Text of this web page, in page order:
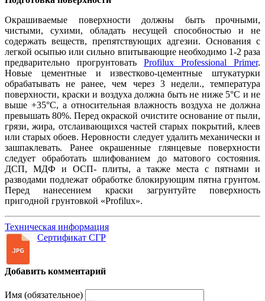
Окрашиваемые поверхности должны быть прочными,
чистыми, сухими, обладать несущей способностью и не
содержать веществ, препятствующих адгезии. Основания с
легкой осыпью или сильно впитывающие необходимо 1-2 раза
предварительно прогрунтовать Profilux Professional Primer.
Новые цементные и известково-цементные штукатурки
обрабатывать не ранее, чем через 3 недели., температура
поверхности, краски и воздуха должна быть не ниже 5°С и не
выше +35°С, а относительная влажность воздуха не должна
превышать 80%. Перед окраской очистите основание от пыли,
грязи, жира, отслаивающихся частей старых покрытий, клеев
или старых обоев. Неровности следует удалить механически и
зашпаклевать. Ранее окрашенные глянцевые поверхности
следует обработать шлифованием до матового состояния.
ДСП, МДФ и ОСП- плиты, а также места с пятнами и
разводами подлежат обработке блокирующим пятна грунтом.
Перед нанесением краски загрунтуйте поверхность
пригодной грунтовкой «Profilux».
Техническая информация
Сертификат СГР
Добавить комментарий
Имя (обязательное)